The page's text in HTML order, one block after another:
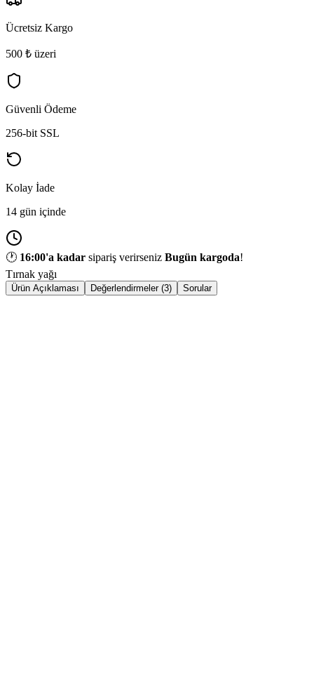
Ücretsiz Kargo
500 ₺ üzeri
Güvenli Ödeme
256-bit SSL
Kolay İade
14 gün içinde
🕐 16:00'a kadar sipariş verirseniz Bugün kargoda!
Tırnak yağı
Ürün Açıklaması Değerlendirmeler (3) Sorular